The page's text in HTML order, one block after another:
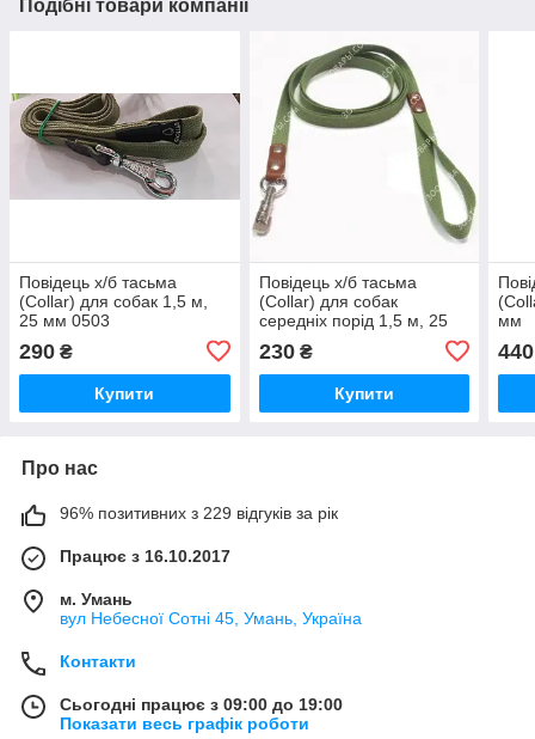
Подібні товари компанії
Повідець х/б тасьма
(Collar) для собак 1,5 м,
25 мм 0503
290 ₴
Купити
Повідець х/б тасьма
(Collar) для собак
середніх порід 1,5 м, 25
230₴
Купити
мм
440
Про нас
96% позитивних з 229 відгуків за рік
Працює з 16.10.2017
м. Умань
вул Небесної Сотні 45, Умань, Україна
Контакти
Сьогодні працює з 09:00 до 19:00
Показати весь графік роботи